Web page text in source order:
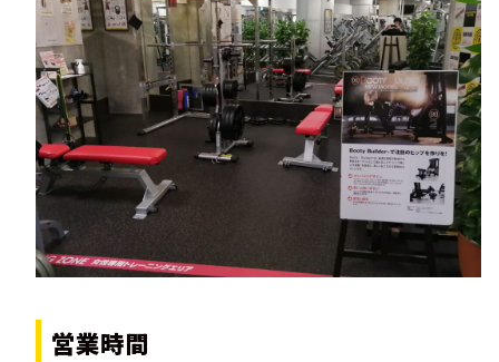
営業時間